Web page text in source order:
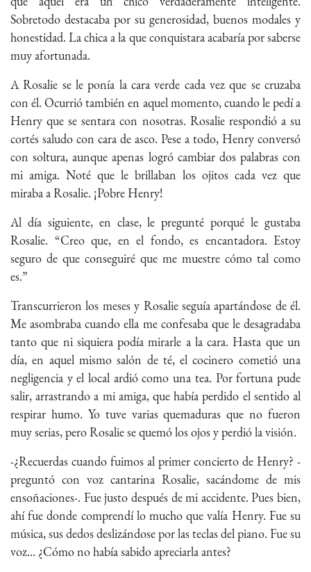
Sobretodo destacaba por su generosidad, buenos modales y
honestidad. La chica a la que conquistara acabaría por saberse
muy afortunada.
A Rosalie se le ponía la cara verde cada vez que se cruzaba
con él. Ocurrió también en aquel momento, cuando le pedí a
Henry que se sentara con nosotras. Rosalie respondió a su
cortés saludo con cara de asco. Pese a todo, Henry conversó
con soltura, aunque apenas logró cambiar dos palabras con
mi amiga. Noté que le brillaban los ojitos cada vez que
miraba a Rosalie. ¡Pobre Henry!
Al día siguiente, en clase, le pregunté porqué le gustaba
Rosalie. “Creo que, en el fondo, es encantadora. Estoy
seguro de que conseguiré que me muestre cómo tal como
es.”
Transcurrieron los meses y Rosalie seguía apartándose de él.
Me asombraba cuando ella me confesaba que le desagradaba
tanto que ni siquiera podía mirarle a la cara. Hasta que un
día, en aquel mismo salón de té, el cocinero cometió una
negligencia y el local ardió como una tea. Por fortuna pude
salir, arrastrando a mi amiga, que había perdido el sentido al
respirar humo. Yo tuve varias quemaduras que no fueron
muy serias, pero Rosalie se quemó los ojos y perdió la visión.
-¿Recuerdas cuando fuimos al primer concierto de Henry? -
preguntó con voz cantarina Rosalie, sacándome de mis
ensoñaciones-. Fue justo después de mi accidente. Pues bien,
ahí fue donde comprendí lo mucho que valía Henry. Fue su
música, sus dedos deslizándose por las teclas del piano. Fue su
voz... ¿Cómo no había sabido apreciarla antes?